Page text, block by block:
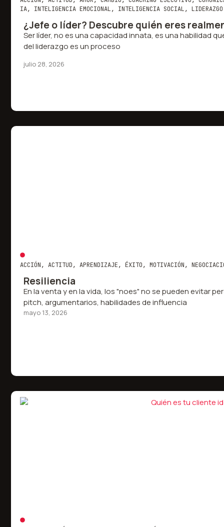
IA, INTELIGENCIA EMOCIONAL, INTELIGENCIA SOCIAL, LIDERAZGO
¿Jefe o líder? Descubre quién eres
Ser líder, no es una capacidad innata, es una habilidad
del liderazgo es un proceso
julio 28, 2026
ACCIÓN, ACTITUD, APRENDIZAJE, ÉXITO, MOTIVACIÓN,
Resiliencia
En la venta y en la vida, los "noes" no se pueden evitar
pitch, argumentarios, habilidades de influencia
mayo 13, 2026